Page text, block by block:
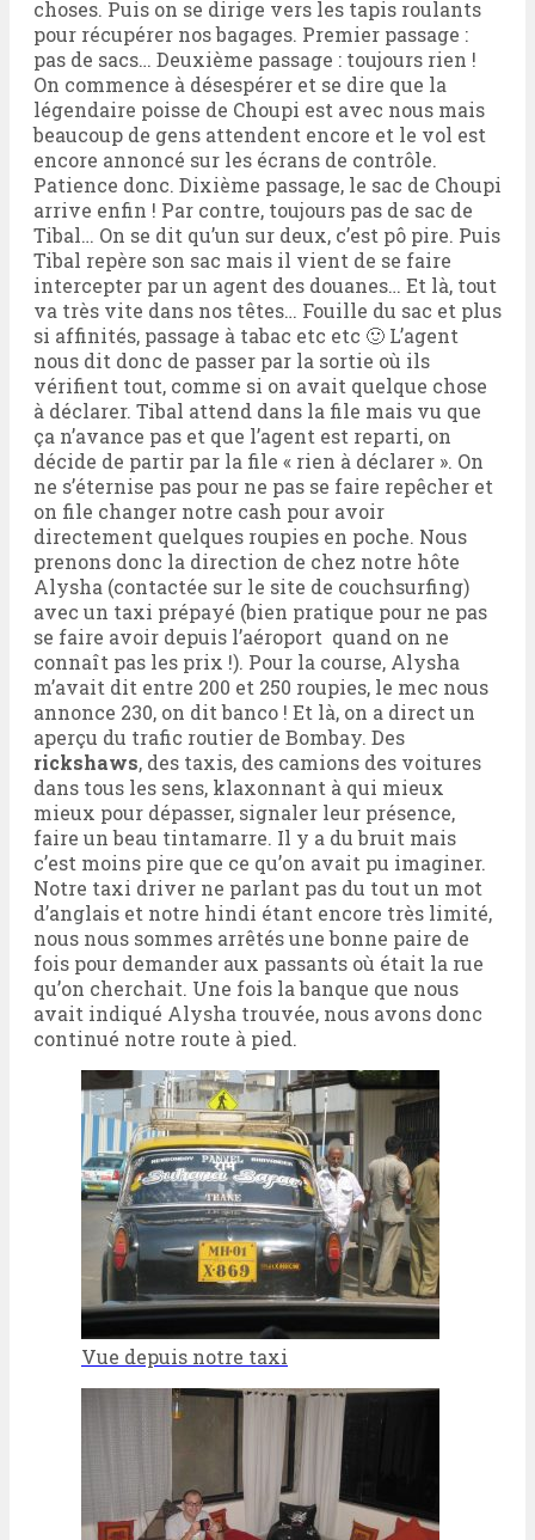
choses. Puis on se dirige vers les tapis roulants
pour récupérer nos bagages. Premier passage :
pas de sacs… Deuxième passage : toujours rien !
On commence à désespérer et se dire que la
légendaire poisse de Choupi est avec nous mais
beaucoup de gens attendent encore et le vol est
encore annoncé sur les écrans de contrôle.
Patience donc. Dixième passage, le sac de Choupi
arrive enfin ! Par contre, toujours pas de sac de
Tibal… On se dit qu’un sur deux, c’est pô pire. Puis
Tibal repère son sac mais il vient de se faire
intercepter par un agent des douanes… Et là, tout
va très vite dans nos têtes… Fouille du sac et plus
si affinités, passage à tabac etc etc 🙂 L’agent
nous dit donc de passer par la sortie où ils
vérifient tout, comme si on avait quelque chose
à déclarer. Tibal attend dans la file mais vu que
ça n’avance pas et que l’agent est reparti, on
décide de partir par la file « rien à déclarer ». On
ne s’éternise pas pour ne pas se faire repêcher et
on file changer notre cash pour avoir
directement quelques roupies en poche. Nous
prenons donc la direction de chez notre hôte
Alysha (contactée sur le site de couchsurfing)
avec un taxi prépayé (bien pratique pour ne pas
se faire avoir depuis l’aéroport quand on ne
connaît pas les prix !). Pour la course, Alysha
m’avait dit entre 200 et 250 roupies, le mec nous
annonce 230, on dit banco ! Et là, on a direct un
aperçu du trafic routier de Bombay. Des
rickshaws, des taxis, des camions des voitures
dans tous les sens, klaxonnant à qui mieux
mieux pour dépasser, signaler leur présence,
faire un beau tintamarre. Il y a du bruit mais
c’est moins pire que ce qu’on avait pu imaginer.
Notre taxi driver ne parlant pas du tout un mot
d’anglais et notre hindi étant encore très limité,
nous nous sommes arrêtés une bonne paire de
fois pour demander aux passants où était la rue
qu’on cherchait. Une fois la banque que nous
avait indiqué Alysha trouvée, nous avons donc
continué notre route à pied.
Vue depuis notre taxi